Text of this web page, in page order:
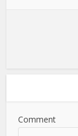
Comment